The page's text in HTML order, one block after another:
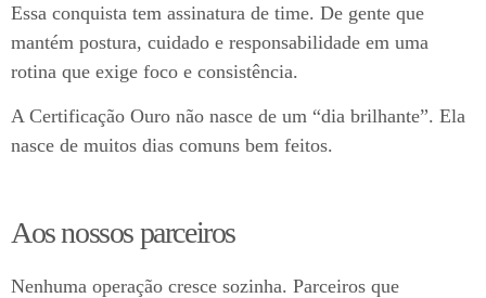
Essa conquista tem assinatura de time. De gente que
mantém postura, cuidado e responsabilidade em uma
rotina que exige foco e consistência.
A Certificação Ouro não nasce de um “dia brilhante”. Ela
nasce de muitos dias comuns bem feitos.
Aos nossos parceiros
Nenhuma operação cresce sozinha. Parceiros que